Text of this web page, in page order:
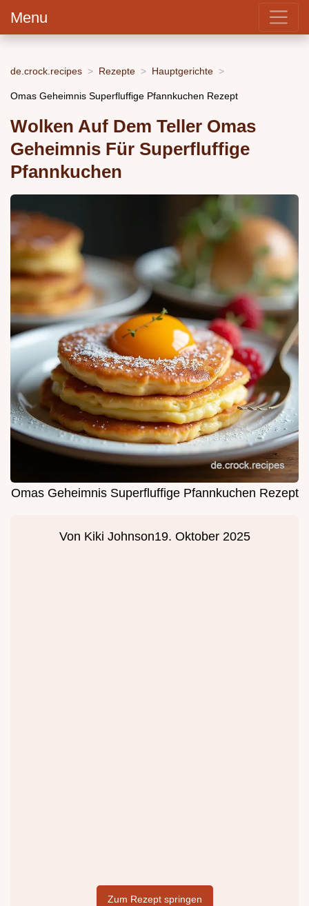
Menu
de.crock.recipes Rezepte Hauptgerichte
Omas Geheimnis Superfluffige Pfannkuchen Rezept
Wolken Auf Dem Teller Omas
Geheimnis Für Superfluffige
Pfannkuchen
Omas Geheimnis Superfluffige Pfannkuchen Rezept
Von Kiki Johnson19. Oktober 2025
Zum Rezept springen